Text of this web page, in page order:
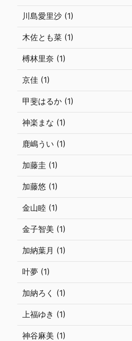
川島愛里沙 (1)
木佐とも菜 (1)
榑林里奈 (1)
京佳 (1)
甲斐はるか (1)
神楽まな (1)
鹿嶋うい (1)
加藤圭 (1)
加藤悠 (1)
金山睦 (1)
金子智美 (1)
加納葉月 (1)
叶夢 (1)
加納ろく (1)
上福ゆき (1)
神谷麻美 (1)